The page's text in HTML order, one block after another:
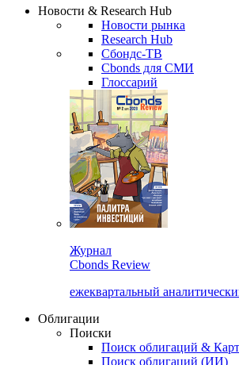
Сбондс Люди
Новости & Research Hub
Новости рынка
Research Hub
Сбондс-ТВ
Cbonds для СМИ
Глоссарий
Cbonds Review
ежеквартальный